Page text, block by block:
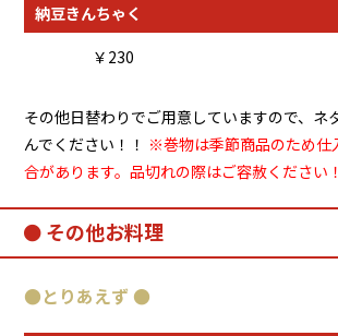
納豆きんちゃく
￥230
その他日替わりでご用意していますので、ネ
んでください！！ ※巻物は季節商品のため仕
合があります。品切れの際はご容赦ください
その他お料理
●とりあえず ●